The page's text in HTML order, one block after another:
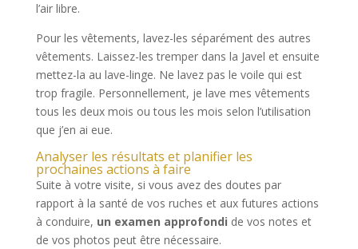
l’air libre.
Pour les vêtements, lavez-les séparément des autres
vêtements. Laissez-les tremper dans la Javel et ensuite
mettez-la au lave-linge. Ne lavez pas le voile qui est
trop fragile. Personnellement, je lave mes vêtements
tous les deux mois ou tous les mois selon l’utilisation
que j’en ai eue.
Analyser les résultats et planifier les
prochaines actions à faire
Suite à votre visite, si vous avez des doutes par
rapport à la santé de vos ruches et aux futures actions
à conduire, un examen approfondi de vos notes et
de vos photos peut être nécessaire.